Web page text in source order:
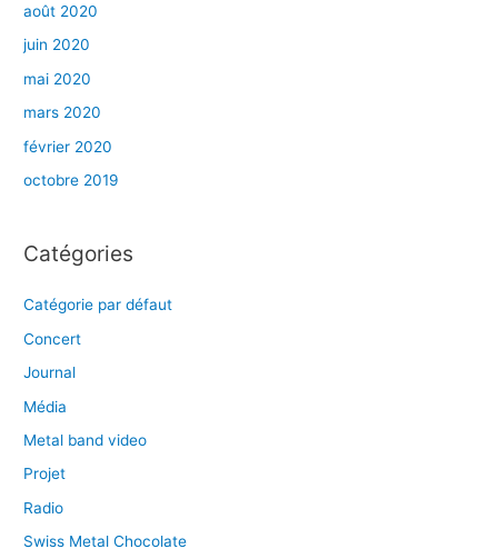
août 2020
juin 2020
mai 2020
mars 2020
février 2020
octobre 2019
Catégories
Catégorie par défaut
Concert
Journal
Média
Metal band video
Projet
Radio
Swiss Metal Chocolate